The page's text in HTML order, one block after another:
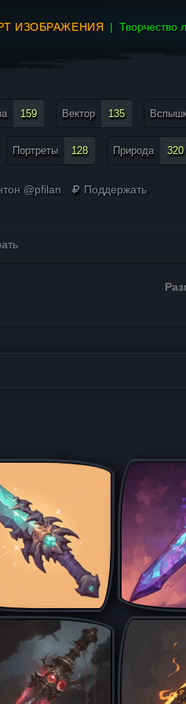
ИЗОБРАЖЕНИЯ Творчество
159 Вектор 135
Портреты 128 Природа 320
@pfilan Поддержать